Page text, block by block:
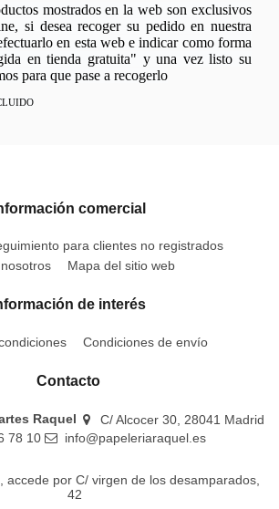
mostrados en la web son exclusivos
si desea recoger su pedido en nuestra
en esta web e indicar como forma
en tienda gratuita" y una vez listo su
para que pase a recogerlo
comercial
para clientes no registrados
Mapa del sitio web
de interés
Condiciones de envío
Contacto
Raquel
C/ Alcocer 30, 28041 Madrid
78 10
info@papeleriaraquel.es
accede por C/ virgen de los desamparados,
42